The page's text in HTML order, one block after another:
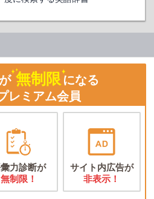
無制限になる
レミアム会員
力診断が
無制限！
サイト内広告が
非表示！